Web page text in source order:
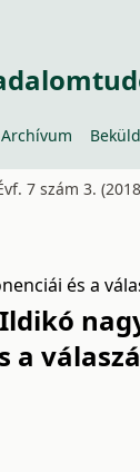
Archívum
7 szám 3.
és a
Ildikó
a